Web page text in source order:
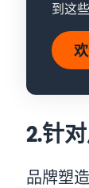
到这
2.针
品牌塑